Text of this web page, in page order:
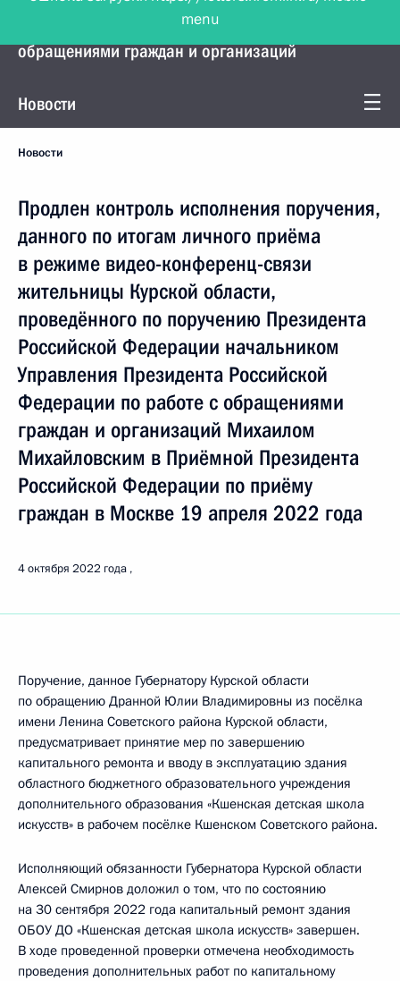
Управление Президента по работе с
обращениями граждан и организаций
Новости
Новости
Продлен контроль исполнения поручения,
данного по итогам личного приёма
в режиме видео-конференц-связи
жительницы Курской области,
проведённого по поручению Президента
Российской Федерации начальником
Управления Президента Российской
Федерации по работе с обращениями
граждан и организаций Михаилом
Михайловским в Приёмной Президента
Российской Федерации по приёму
граждан в Москве 19 апреля 2022 года
4 октября 2022 года
Поручение, данное Губернатору Курской области
по обращению Дранной Юлии Владимировны из посёлка
имени Ленина Советского района Курской области,
предусматривает принятие мер по завершению
капитального ремонта и вводу в эксплуатацию здания
областного бюджетного образовательного учреждения
дополнительного образования «Кшенская детская школа
искусств» в рабочем посёлке Кшенском Советского района.
Исполняющий обязанности Губернатора Курской области
Алексей Смирнов доложил о том, что по состоянию
на 30 сентября 2022 года капитальный ремонт здания
ОБОУ ДО «Кшенская детская школа искусств» завершен.
В ходе проведенной проверки отмечена необходимость
проведения дополнительных работ по капитальному
menu